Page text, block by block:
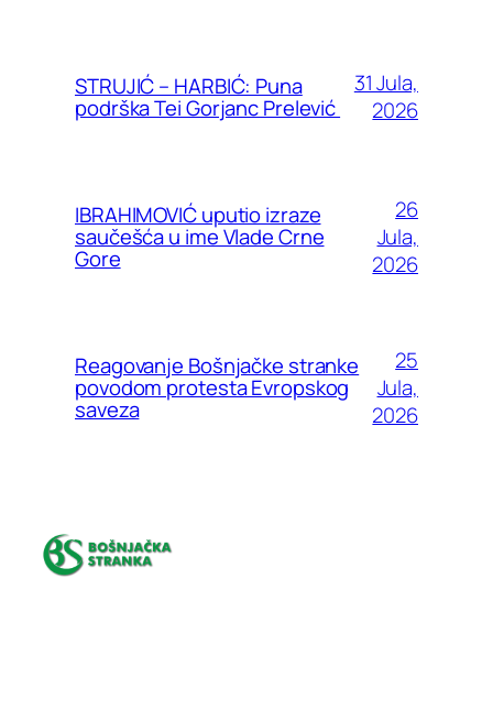
STRUJIĆ – HARBIĆ: Puna
podrška Tei Gorjanc Prelević
31 Jula,
2026
IBRAHIMOVIĆ uputio izraze
saučešća u ime Vlade Crne
Gore
26
Jula,
2026
Reagovanje Bošnjačke stranke
povodom protesta Evropskog
saveza
25
Jula,
2026